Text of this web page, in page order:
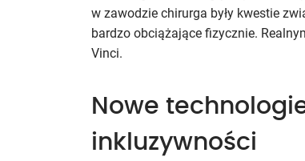
w zawodzie chirurga były kwestie
bardzo obciążające fizycznie.
Vinci.
Nowe
inkluzywności